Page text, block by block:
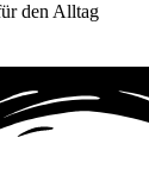
den Alltag